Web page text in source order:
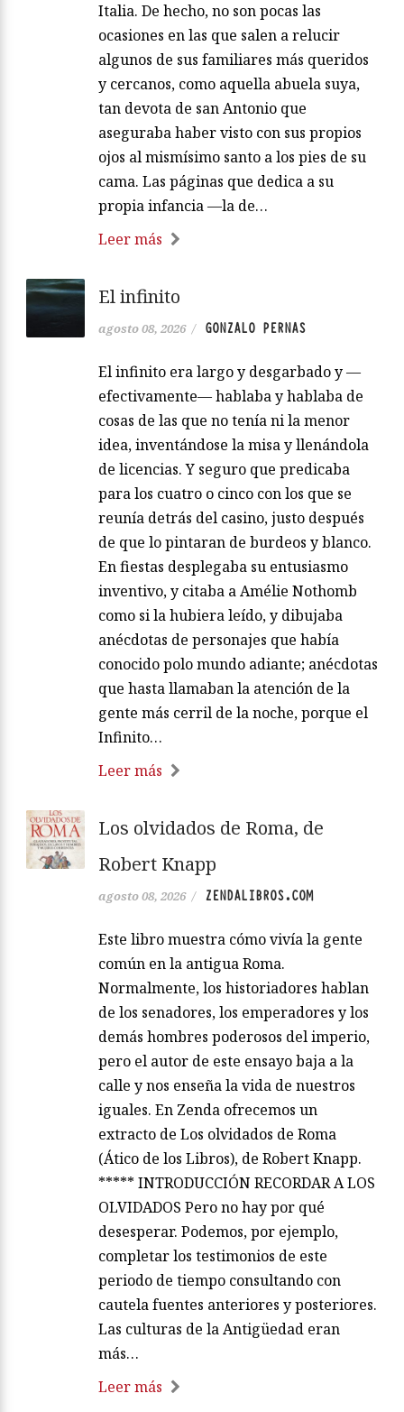
Italia. De hecho, no son pocas las
ocasiones en las que salen a relucir
algunos de sus familiares más queridos
y cercanos, como aquella abuela suya,
tan devota de san Antonio que
aseguraba haber visto con sus propios
ojos al mismísimo santo a los pies de su
cama. Las páginas que dedica a su
propia infancia —la de…
Leer más
El infinito
agosto 08, 2026 / GONZALO PERNAS
El infinito era largo y desgarbado y —
efectivamente— hablaba y hablaba de
cosas de las que no tenía ni la menor
idea, inventándose la misa y llenándola
de licencias. Y seguro que predicaba
para los cuatro o cinco con los que se
reunía detrás del casino, justo después
de que lo pintaran de burdeos y blanco.
En fiestas desplegaba su entusiasmo
inventivo, y citaba a Amélie Nothomb
como si la hubiera leído, y dibujaba
anécdotas de personajes que había
conocido polo mundo adiante; anécdotas
que hasta llamaban la atención de la
gente más cerril de la noche, porque el
Infinito…
Leer más
Los olvidados de Roma, de
Robert Knapp
agosto 08, 2026 / ZENDALIBROS.COM
Este libro muestra cómo vivía la gente
común en la antigua Roma.
Normalmente, los historiadores hablan
de los senadores, los emperadores y los
demás hombres poderosos del imperio,
pero el autor de este ensayo baja a la
calle y nos enseña la vida de nuestros
iguales. En Zenda ofrecemos un
extracto de Los olvidados de Roma
(Ático de los Libros), de Robert Knapp.
***** INTRODUCCIÓN RECORDAR A LOS
OLVIDADOS Pero no hay por qué
desesperar. Podemos, por ejemplo,
completar los testimonios de este
periodo de tiempo consultando con
cautela fuentes anteriores y posteriores.
Las culturas de la Antigüedad eran
más…
Leer más